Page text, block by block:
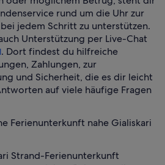
rund um die Uhr zur
jedem Schritt zu unterstützen.
Unterstützung per Live-Chat
. Dort findest du hilfreiche
Zahlungen, zur
und Sicherheit, die es dir leicht
auf viele häufige Fragen
Ferienunterkunft nahe Gialiskari
Strand-Ferienunterkunft